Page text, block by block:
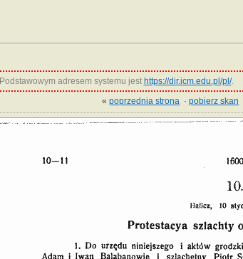
Podstawowym adresem systemu jest https://dir.icm.edu.pl/pl/.
«poprzednia strona ·pobierz skan